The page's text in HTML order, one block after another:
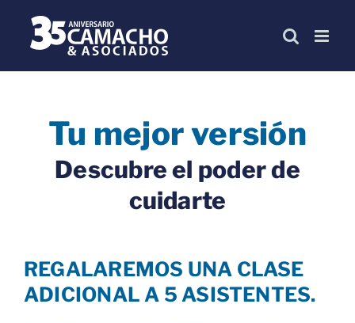
content
Tu mejor versión
Descubre el poder de
cuidarte
REGALAREMOS UNA CLASE
ADICIONAL A 5 ASISTENTES.